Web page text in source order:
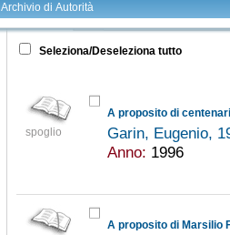
Archivio di Autorità
Tutto +
Seleziona/Deseleziona tutto
spoglio
A proposito di
Garin, Eugenio,
Anno: 1996
A proposito di Marsilio